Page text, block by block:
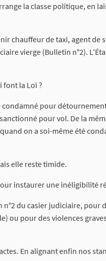
la classe politique, en
chauffeur de taxi, agent de
vierge (Bulletin n°2).
font la Loi ?
pour
pour vol. De la
on a soi-même été
elle reste timide.
instaurer une inéligibilité
du casier judiciaire, pour
ou pour des violences
En alignant enfin nos